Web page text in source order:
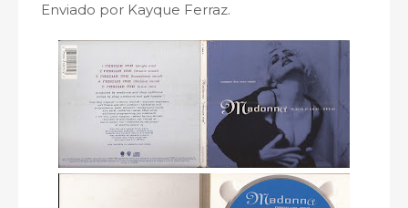
Enviado por Kayque Ferraz.